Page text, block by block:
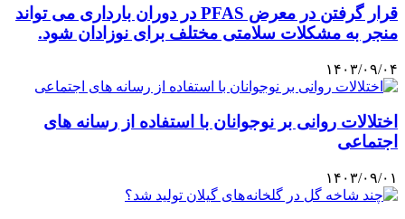
قرار گرفتن در معرض PFAS در دوران بارداری می تواند
منجر به مشکلات سلامتی مختلف برای نوزادان شود.
۱۴۰۳/۰۹/۰۴
اختلالات روانی بر نوجوانان با استفاده از رسانه های
اجتماعی
۱۴۰۳/۰۹/۰۱